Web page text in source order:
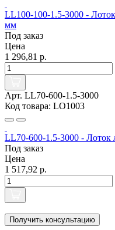
LL100-100-1.5-3000 -
мм
Под заказ
Цена
1 296,81 р.
Арт. LL70-600-1.5-3000
Код товара: LO1003
LL70-600-1.5-3000 -
Под заказ
Цена
1 517,92 р.
Получить консультацию